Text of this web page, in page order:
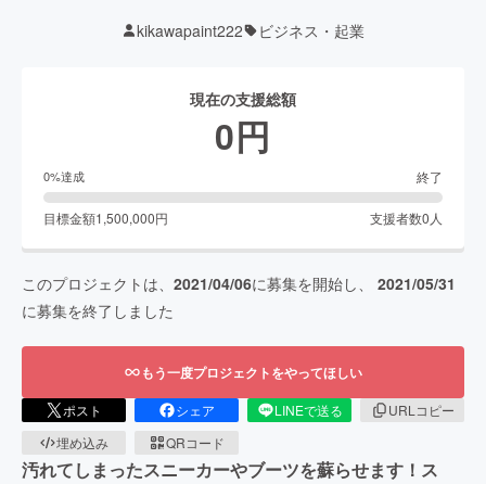
kikawapaint222 ビジネス・起業
現在の支援総額
0円
0%達成 終了
目標金額1,500,000円 支援者数0 人
このプロジェクトは、 2021/04/06に募集を開始し、 2021/05/31
に募集を終了しました
もう一度プロジェクトをやってほしい
ポスト シェア LINEで送る
URLコピー
埋め込み
QRコード
汚れてしまったスニーカーやブーツを蘇らせます！ス